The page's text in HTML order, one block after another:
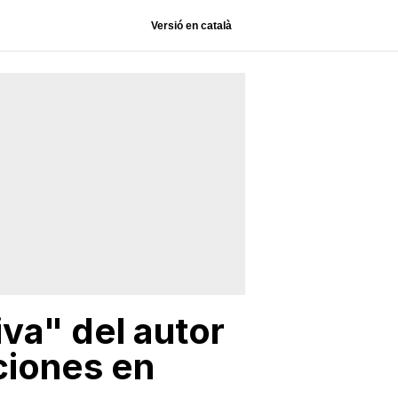
Versió en català
del autor
en